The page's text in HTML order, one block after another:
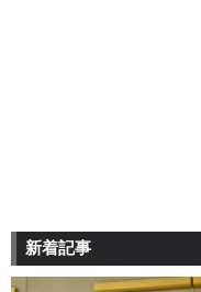
新着記事